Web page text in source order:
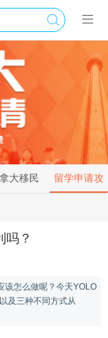
大移民 留学申请攻
吗？
该怎么做呢？今天YOLO
及三种不同方式从